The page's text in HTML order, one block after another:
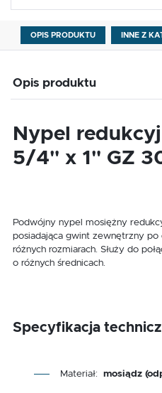
OPIS PRODUKTU INNE Z
Opis produktu
Nypel
5/4" x 1" GZ
Podwójny nypel mosiężny
posiadająca gwint zewnętrzny po
różnych rozmiarach. Służy do
o różnych średnicach.
Specyfikacja
Materiał: mosiądz